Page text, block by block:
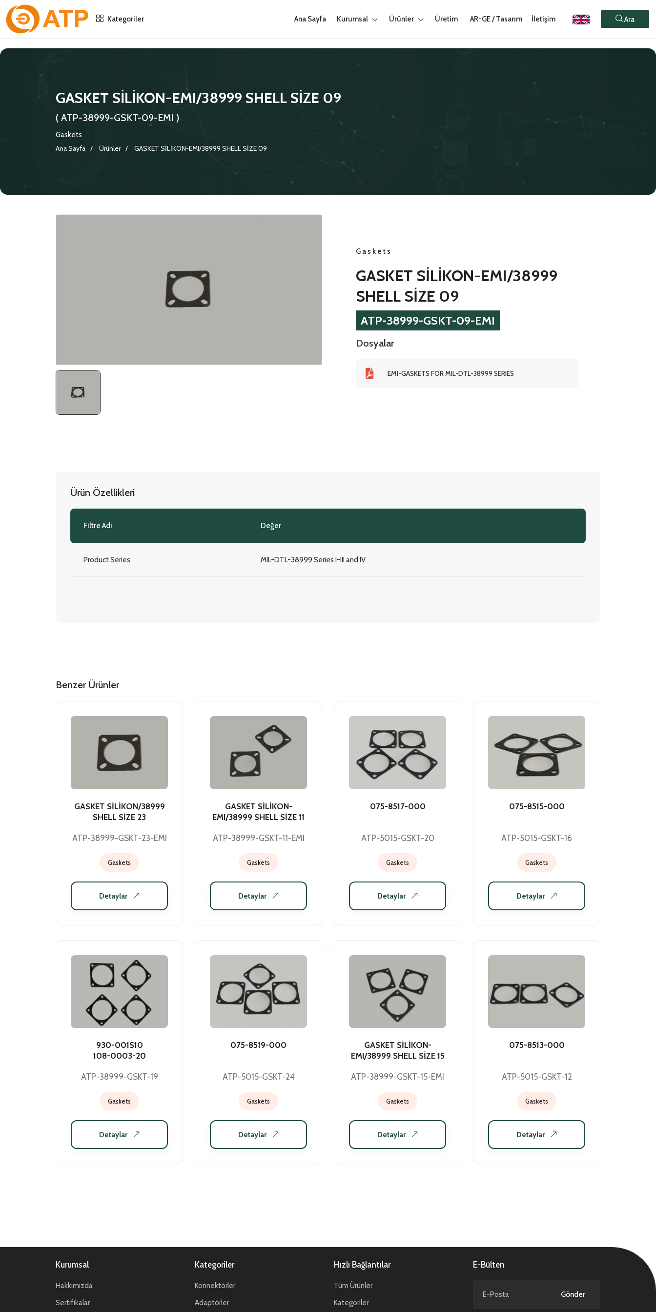
Kategoriler Ana Sayfa Kurumsal Ürünler Üretim AR-GE / Tasarım İletişim Ara
GASKET SİLİKON-EMI/38999 SHELL SİZE 09
( ATP-38999-GSKT-09-EMI )
Gaskets
Ana Sayfa
Ürünler GASKET SİLİKON-EMI/38999 SHELL SİZE 09
Gaskets
GASKET SİLİKON-EMI/38999
SHELL SİZE 09
ATP-38999-GSKT-09-EMI
Dosyalar
EMI-GASKETS FOR MIL-DTL-38999 SERIES
Ürün Özellikleri
Filtre Adı Değer
Product Series MIL-DTL-38999 Series I-III and IV
Benzer Ürünler
GASKET SİLİKON/38999
SHELL SİZE 23
ATP-38999-GSKT-23-EMI
Gaskets
Detaylar
GASKET SİLİKON-
EMI/38999 SHELL SİZE 11
ATP-38999-GSKT-11-EMI
Gaskets
Detaylar
075-8517-000
ATP-5015-GSKT-20
Gaskets
Detaylar
075-8515-000
ATP-5015-GSKT-16
Gaskets
Detaylar
930-001S10
108-0003-20
ATP-38999-GSKT-19
Gaskets
Detaylar
075-8519-000
ATP-5015-GSKT-24
Gaskets
Detaylar
GASKET SİLİKON-
EMI/38999 SHELL SİZE 15
ATP-38999-GSKT-15-EMI
Gaskets
Detaylar
075-8513-000
ATP-5015-GSKT-12
Gaskets
Detaylar
Kurumsal
Hakkımızda
Sertifikalar
Kategoriler
Konnektörler
Adaptörler
Hızlı Bağlantılar
Tüm Ürünler
Kategoriler
E-Bülten
Gönder
Menu
Menu
BILGI GÜVENLIĞI POLITIKASI
Menu